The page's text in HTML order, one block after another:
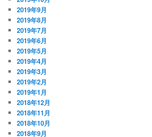
2019年9月
2019年8月
2019年7月
2019年6月
2019年5月
2019年4月
2019年3月
2019年2月
2019年1月
2018年12月
2018年11月
2018年10月
2018年9月